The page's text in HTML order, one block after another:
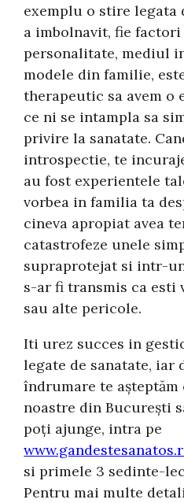
exemplu o stire legata
a imbolnavit, fie
personalitate, mediul
modele din familie,
therapeutic sa avem o
ce ni se intampla sa
privire la sanatate.
introspectie, te
au fost experientele
vorbea in familia ta
cineva apropiat avea
catastrofeze unele
supraprotejat si intr-
s-ar fi transmis ca esti
sau alte pericole.
Iti urez succes in
legate de sanatate, iar
îndrumare te
noastre din București
poți ajunge, intra pe
si primele 3 sedinte-
Pentru mai multe